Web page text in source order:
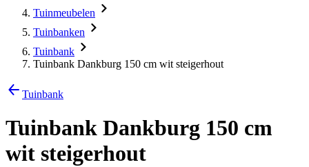
Tuinmeubelen
Tuinbanken
Tuinbank
Tuinbank Dankburg 150 cm wit steigerhout
Tuinbank
Tuinbank Dankburg 150 cm
wit steigerhout